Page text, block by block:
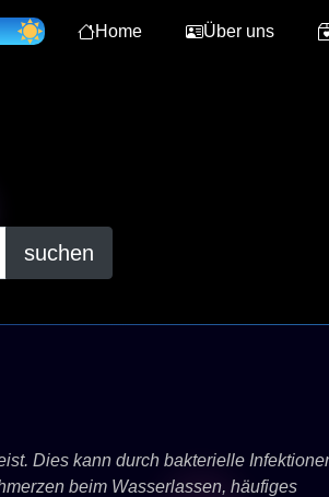
Home Über uns
suchen
Dies kann durch bakterielle
beim Wasserlassen, häufiges